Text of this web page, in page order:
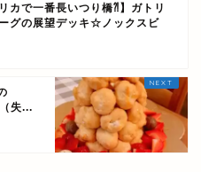
リカで一番長いつり橋⁈】ガトリ
グの展望デッキ☆ノックスビ
失...